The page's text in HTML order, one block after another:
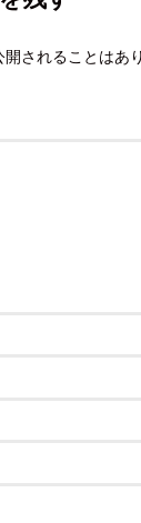
されることはあ